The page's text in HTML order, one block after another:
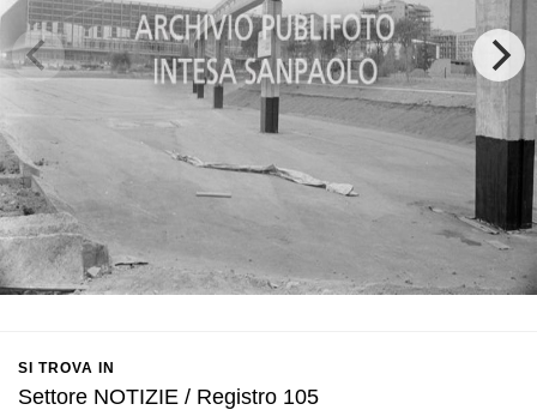
SI TROVA IN
Settore NOTIZIE / Registro 105